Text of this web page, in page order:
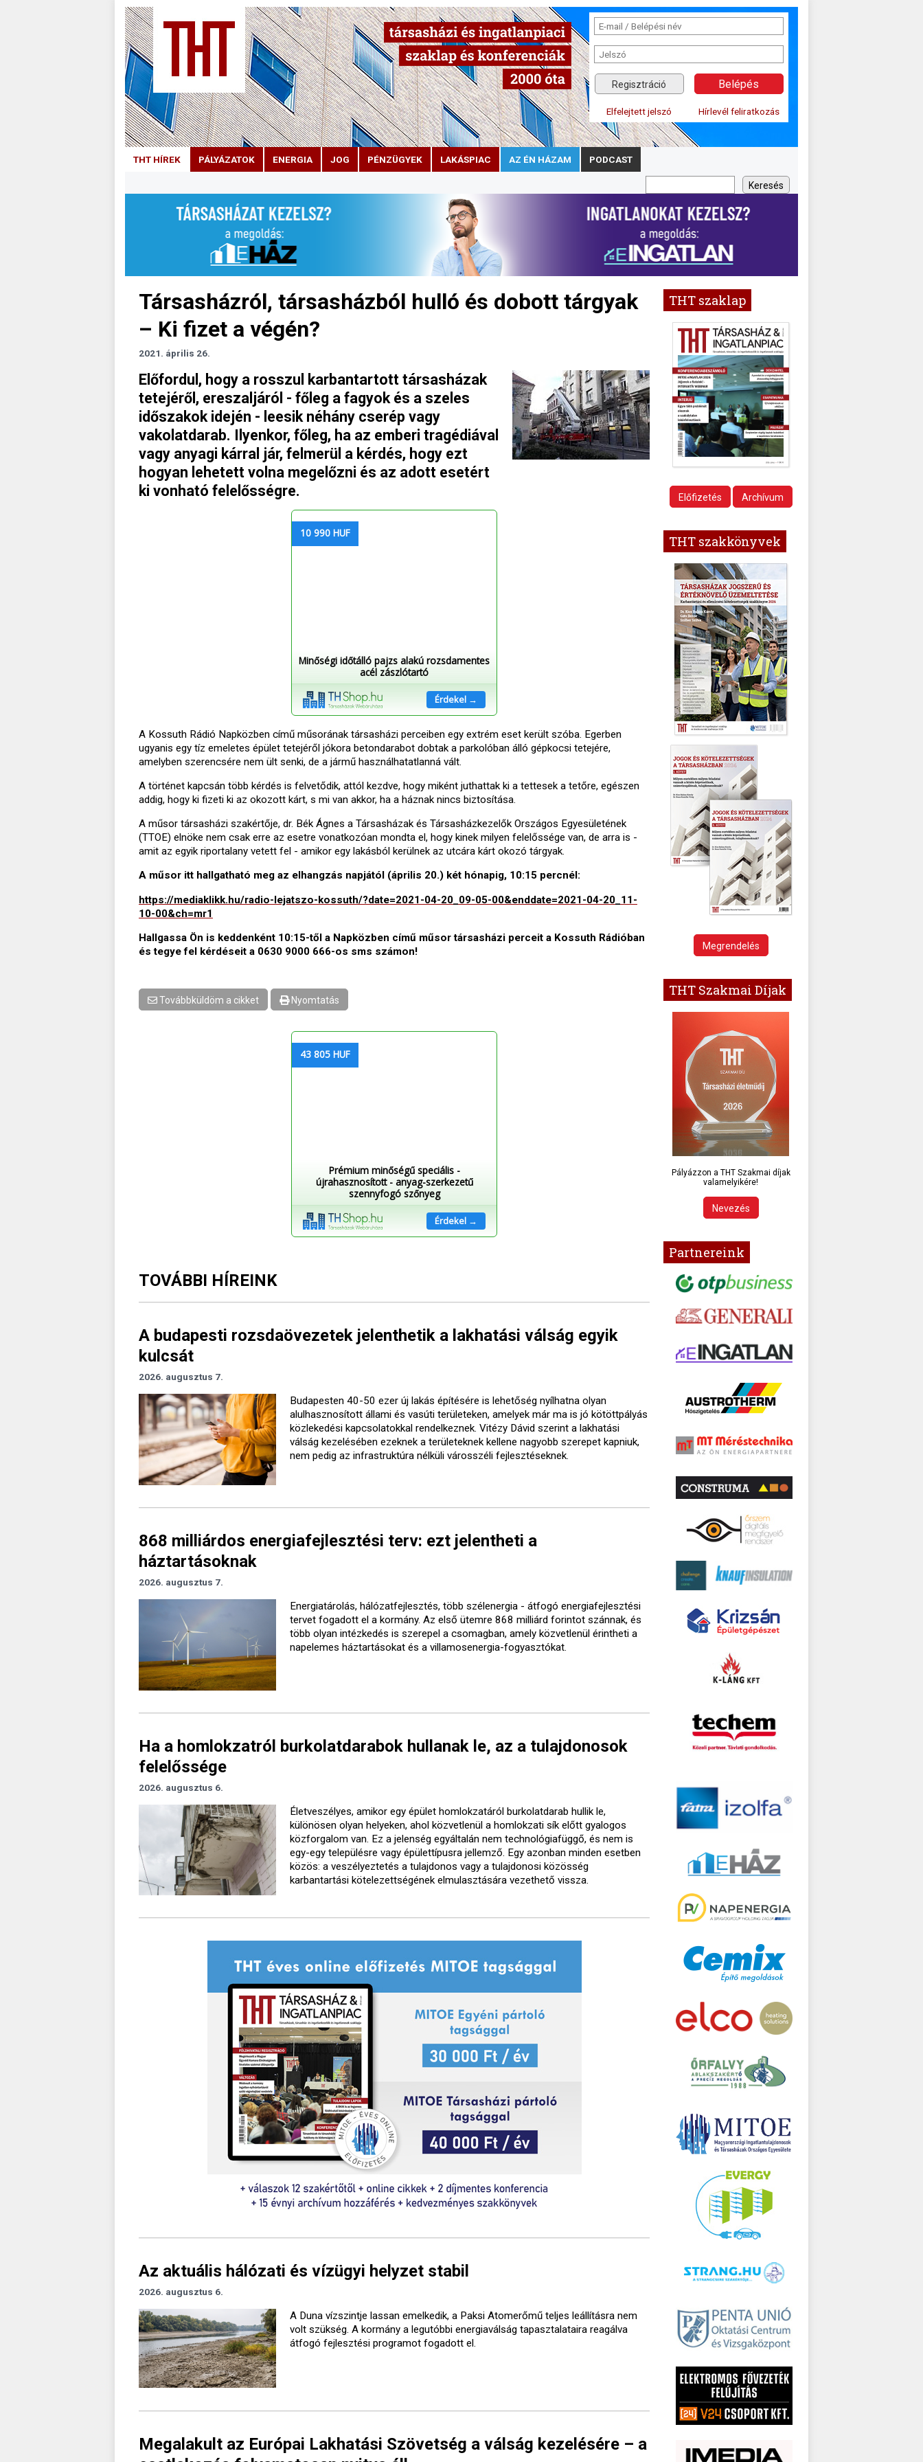
Regisztráció
Elfelejtett jelszó Hírlevél feliratkozás
THT HÍREK PÁLYÁZATOK ENERGIA JOG PÉNZÜGYEK LAKÁSPIAC AZ ÉN HÁZAM PODCAST
Társasházról, társasházból hulló és dobott tárgyak
– Ki fizet a végén?
2021. április 26.
Előfordul, hogy a rosszul karbantartott társasházak
tetejéről, ereszaljáról - főleg a fagyok és a szeles
időszakok idején - leesik néhány cserép vagy
vakolatdarab. Ilyenkor, főleg, ha az emberi tragédiával
vagy anyagi kárral jár, felmerül a kérdés, hogy ezt
hogyan lehetett volna megelőzni és az adott esetért
ki vonható felelősségre.
10 990 HUF
Minőségi időtálló pajzs alakú rozsdamentes
acél zászlótartó
Érdekel →
A Kossuth Rádió Napközben című műsorának társasházi perceiben egy extrém eset került szóba. Egerben
ugyanis egy tíz emeletes épület tetejéről jókora betondarabot dobtak a parkolóban álló gépkocsi tetejére,
amelyben szerencsére nem ült senki, de a jármű használhatatlanná vált.
A történet kapcsán több kérdés is felvetődik, attól kezdve, hogy miként juthattak ki a tettesek a tetőre, egészen
addig, hogy ki fizeti ki az okozott kárt, s mi van akkor, ha a háznak nincs biztosítása.
A műsor társasházi szakértője, dr. Bék Ágnes a Társasházak és Társasházkezelők Országos Egyesületének
(TTOE) elnöke nem csak erre az esetre vonatkozóan mondta el, hogy kinek milyen felelőssége van, de arra is -
amit az egyik riportalany vetett fel - amikor egy lakásból kerülnek az utcára kárt okozó tárgyak.
A műsor itt hallgatható meg az elhangzás napjától (április 20.) két hónapig, 10:15 percnél:
https://mediaklikk.hu/radio-lejatszo-kossuth/?date=2021-04-20_09-05-00&enddate=2021-04-20_11-
10-00&ch=mr1
Hallgassa Ön is keddenként 10:15-től a Napközben című műsor társasházi perceit a Kossuth Rádióban
és tegye fel kérdéseit a 0630 9000 666-os sms számon!
Továbbküldöm a cikket Nyomtatás
43 805 HUF
Prémium minőségű speciális -
újrahasznosított - anyag-szerkezetű
szennyfogó szőnyeg
Érdekel →
TOVÁBBI HÍREINK
A budapesti rozsdaövezetek jelenthetik a lakhatási válság egyik
kulcsát
2026. augusztus 7.
Budapesten 40-50 ezer új lakás építésére is lehetőség nyílhatna olyan
alulhasznosított állami és vasúti területeken, amelyek már ma is jó kötöttpályás
közlekedési kapcsolatokkal rendelkeznek. Vitézy Dávid szerint a lakhatási
válság kezelésében ezeknek a területeknek kellene nagyobb szerepet kapniuk,
nem pedig az infrastruktúra nélküli városszéli fejlesztéseknek.
868 milliárdos energiafejlesztési terv: ezt jelentheti a
háztartásoknak
2026. augusztus 7.
Energiatárolás, hálózatfejlesztés, több szélenergia - átfogó energiafejlesztési
tervet fogadott el a kormány. Az első ütemre 868 milliárd forintot szánnak, és
több olyan intézkedés is szerepel a csomagban, amely közvetlenül érintheti a
napelemes háztartásokat és a villamosenergia-fogyasztókat.
Ha a homlokzatról burkolatdarabok hullanak le, az a tulajdonosok
felelőssége
2026. augusztus 6.
Életveszélyes, amikor egy épület homlokzatáról burkolatdarab hullik le,
különösen olyan helyeken, ahol közvetlenül a homlokzati sík előtt gyalogos
közforgalom van. Ez a jelenség egyáltalán nem technológiafüggő, és nem is
egy-egy településre vagy épülettípusra jellemző. Egy azonban minden esetben
közös: a veszélyeztetés a tulajdonos vagy a tulajdonosi közösség
karbantartási kötelezettségének elmulasztására vezethető vissza.
Az aktuális hálózati és vízügyi helyzet stabil
2026. augusztus 6.
A Duna vízszintje lassan emelkedik, a Paksi Atomerőmű teljes leállításra nem
volt szükség. A kormány a legutóbbi energiaválság tapasztalataira reagálva
átfogó fejlesztési programot fogadott el.
Megalakult az Európai Lakhatási Szövetség a válság kezelésére – a
THT szaklap
Előfizetés Archívum
THT szakkönyvek
Megrendelés
THT Szakmai Díjak
Pályázzon a THT Szakmai díjak
valamelyikére!
Nevezés
Partnereink